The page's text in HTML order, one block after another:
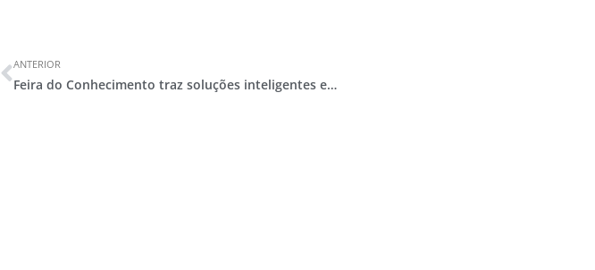
ANTERIOR
Feira do Conhecimento traz soluções inteligentes e grandes reflexões sobre os ODS